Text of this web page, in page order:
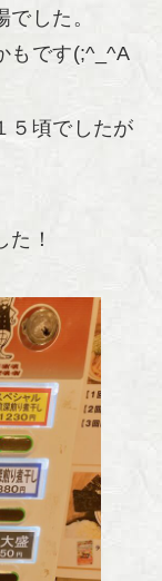
した。
もです(;^_^A
５頃でしたが
！